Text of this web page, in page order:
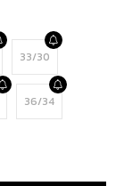
33/30
36/34